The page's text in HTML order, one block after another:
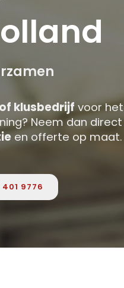
klusbedrijfvoor het
Neem dan direct
en offerte op maat.
9776